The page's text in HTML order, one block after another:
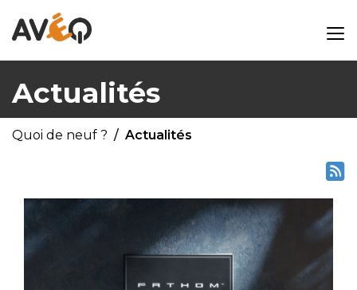
Actualités
Quoi de neuf ? Actualités